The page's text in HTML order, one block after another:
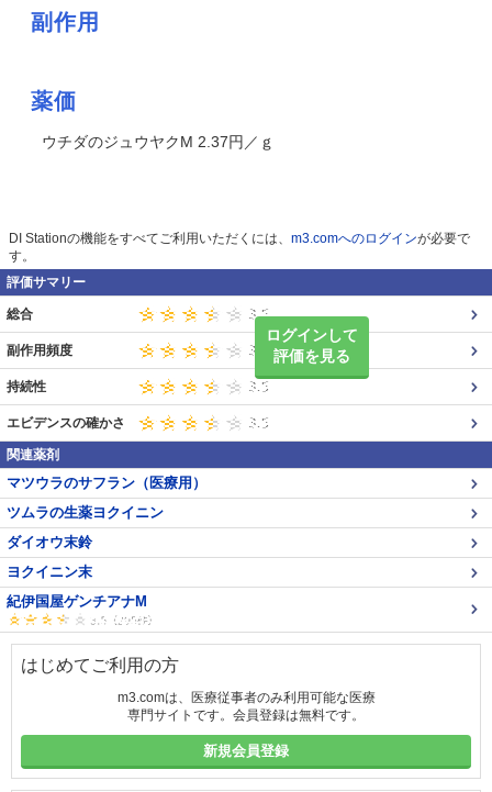
副作用
薬価
ウチダのジュウヤクM 2.37円／ｇ
DI Stationの機能をすべてご利用いただくには、 m3.comへのログインが必要で
す。
評価サマリー
ログインして
評価を見る
総合
副作用頻度
持続性
エビデンスの確かさ
関連薬剤
マツウラのサフラン（医療用）
ツムラの生薬ヨクイニン
ダイオウ末鈴
ヨクイニン末
紀伊国屋ゲンチアナM
はじめてご利用の方
m3.comは、医療従事者のみ利用可能な医療
専門サイトです。会員登録は無料です。
新規会員登録